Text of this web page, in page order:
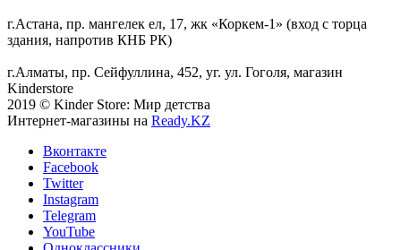
г.Астана, пр. мангелек ел, 17, жк «Коркем-1» (вход с торца
здания, напротив КНБ РК)
г.Алматы, пр. Сейфуллина, 452, уг. ул. Гоголя, магазин
Kinderstore
2019 © Kinder Store: Мир детства
Интернет-магазины на Ready.KZ
Вконтакте
Facebook
Twitter
Instagram
Telegram
YouTube